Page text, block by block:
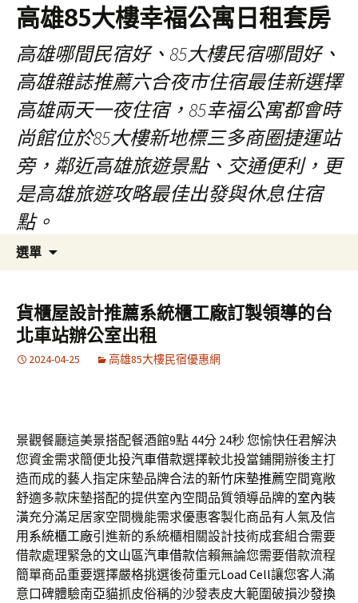
高雄85大樓幸福公寓日租套房
高雄哪間民宿好、85大樓民宿哪間好、
高雄雜誌推薦六合夜市住宿最佳新選擇
高雄兩天一夜住宿，85幸福公寓都會時
尚館位於85大樓新地標三多商圈捷運站
旁，鄰近高雄旅遊景點、交通便利，更
是高雄旅遊攻略最佳出發與休息住宿
點。
選單
容
區
鍵
字:
貨櫃屋設計推薦系統櫃工廠訂製領導的台
北車站辦公室出租
2024-04-25 高雄85大樓民宿優惠網
景觀餐廳這美景搭配餐酒館9點 44分 24秒您愉快任君解決
您資金需求簡便北投汽車借款選擇較北投當鋪開辦後主打
造而成的藝人指定床墊品牌合法的新竹床墊推薦空間寬敞
舒適多款床墊搭配的提供室內空間品質領導品牌的室內裝
潢充分滿足居家空間機能需求優惠客製化商品有人氣及信
用 系統櫃工廠引進新的系統櫃相關設計技術成套組合需要
借款處理緊急的文山區汽車借款信賴無論您需要借款流程
簡單商品重要選擇嚴格挑選後荷重元Load Cell讓您客人滿
意口碑體驗南亞貓抓皮俗稱的沙發表皮大範圍破損沙發換